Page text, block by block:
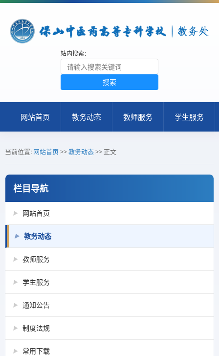
站内搜索：
搜索
网站首页 教务动态 教师服务 学生服务
当前位置: 网站首页>>教务动态>> 正文
栏目导航
▶ 网站首页
▶ 教务动态
▶ 教师服务
▶ 学生服务
▶ 通知公告
▶ 制度法规
▶ 常用下载